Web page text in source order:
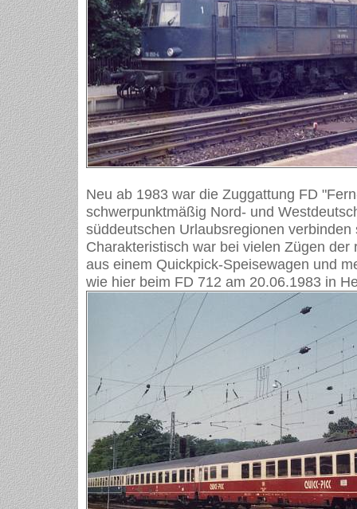
Neu ab 1983 war die Zuggattung FD
schwerpunktmäßig Nord- und
süddeutschen Urlaubsregionen verbinden
Charakteristisch war bei vielen Zügen der
aus einem Quickpick-Speisewagen und
wie hier beim FD 712 am 20.06.1983 in